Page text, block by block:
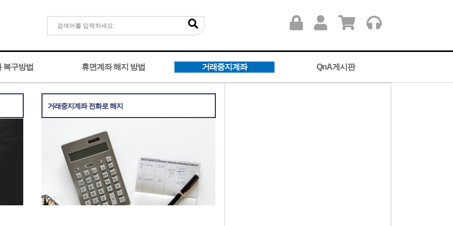
복구방법 휴면계좌 해지 방법 거래중지계좌 QnA게시판
거래중지계좌 전화로 해지